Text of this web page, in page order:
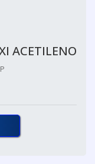
ACETILENO